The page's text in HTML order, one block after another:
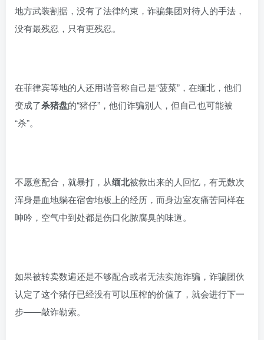
地方武装割据，没有了法律约束，诈骗集团对待人的手法，
没有最残忍，只有更残忍。
在菲律宾等地的人还用谐音称自己是“菠菜”，在缅北，他们
变成了杀猪盘的“猪仔”，他们诈骗别人，但自己也可能被
“杀”。
不愿意配合，就暴打，从缅北被救出来的人回忆，有无数次
浑身是血地躺在宿舍地板上的经历，而身边室友痛苦同样在
呻吟，空气中到处都是伤口化脓腐臭的味道。
如果被转卖数遍还是不够配合或者无法实施诈骗，诈骗团伙
认定了这个猪仔已经没有可以压榨的价值了，就会进行下一
步——敲诈勒索。